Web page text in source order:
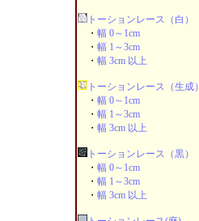
トーションレース（白）
・ 幅 0～1cm
・ 幅 1～3cm
・ 幅 3cm 以上
トーションレース（生成）
・ 幅 0～1cm
・ 幅 1～3cm
・ 幅 3cm 以上
トーションレース（黒）
・ 幅 0～1cm
・ 幅 1～3cm
・ 幅 3cm 以上